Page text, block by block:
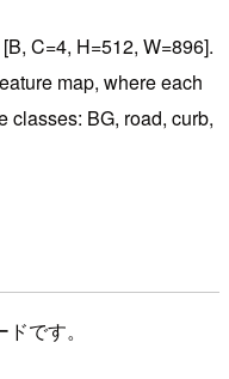
C=4, H=512, W=896].
map, where each
classes: BG, road, curb,
です。